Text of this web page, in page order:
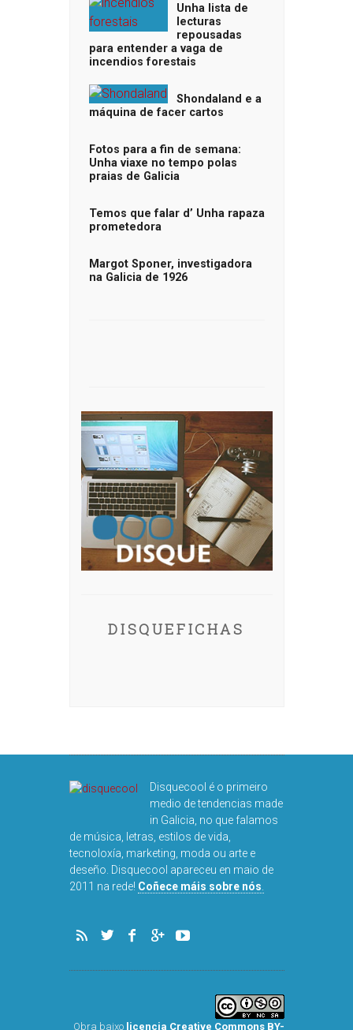
Unha lista de
lecturas
repousadas
para entender a vaga de
incendios forestais
Shondaland e a
máquina de facer cartos
Fotos para a fin de semana:
Unha viaxe no tempo polas
praias de Galicia
Temos que falar d’ Unha rapaza
prometedora
Margot Sponer, investigadora
na Galicia de 1926
DISQUEFICHAS
Disquecool é o primeiro
medio de tendencias made
in Galicia, no que falamos
de música, letras, estilos de vida,
tecnoloxía, marketing, moda ou arte e
deseño. Disquecool apareceu en maio de
2011 na rede! Coñece máis sobre nós
Obra baixo licencia Creative Commons BY-